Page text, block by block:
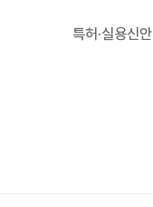
특허·실용신안